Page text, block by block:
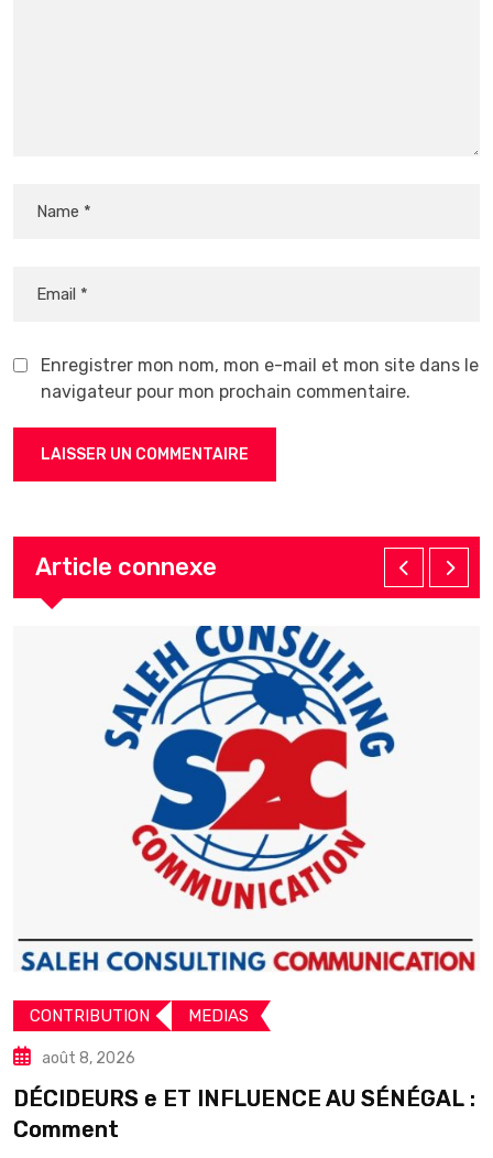
Enregistrer mon nom, mon e-mail et mon site dans le
navigateur pour mon prochain commentaire.
Article connexe
CONTRIBUTION MEDIAS
août 8, 2026
DÉCIDEURS e ET INFLUENCE AU SÉNÉGAL :
Comment